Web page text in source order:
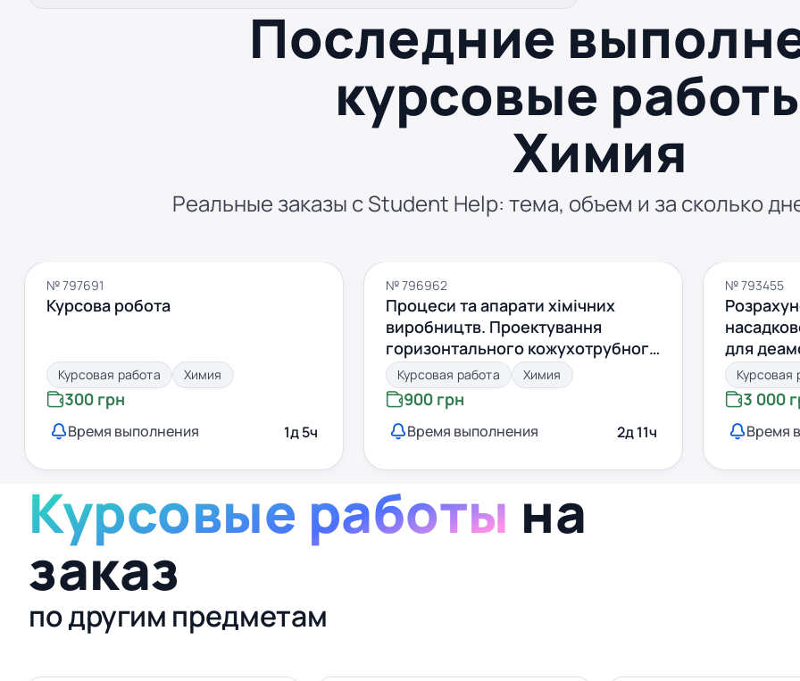
Последние
курсовые
Химия
Реальные заказы с Student Help: тема, объем и за сколько
№ 797691
Курсова робота
Курсовая работа Химия
300 грн
Время выполнения 1д 5ч
№ 796962
Процеси та апарати хімічних
виробництв. Проектування
горизонтального кожухотрубного
теплообмінника з лінзовим
копменсатором з робочим
середовищем: Аміачна селітра
30% (NH4NO3)
Курсовая работа Химия
900 грн
Время выполнения 2д 11ч
№ 793455
для
високої
Курсовая
3 000
Время
Курсовые работы на
заказ
по другим предметам